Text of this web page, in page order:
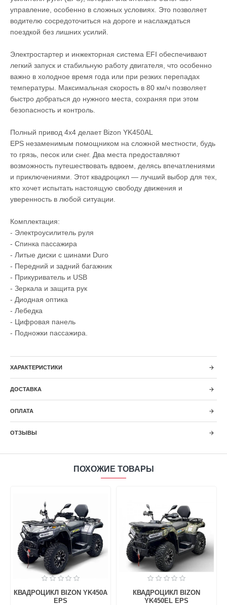
управление, особенно в сложных условиях. Это позволяет
водителю сосредоточиться на дороге и наслаждаться
поездкой без лишних усилий.
Электростартер и инжекторная система EFI обеспечивают
легкий запуск и стабильную работу двигателя, что особенно
важно в холодное время года или при резких перепадах
температуры. Максимальная скорость в 80 км/ч позволяет
быстро добраться до нужного места, сохраняя при этом
безопасность и контроль.
Полный привод 4х4 делает Bizon YK450AL
EPS незаменимым помощником на сложной местности, будь
то грязь, песок или снег. Два места предоставляют
возможность путешествовать вдвоем, делясь впечатлениями
и приключениями. Этот квадроцикл — лучший выбор для тех,
кто хочет испытать настоящую свободу движения и
уверенность в любой ситуации.
Комплектация:
- Электроусилитель руля
- Спинка пассажира
- Литые диски с шинами Duro
- Передний и задний багажник
- Прикуриватель и USB
- Зеркала и защита рук
- Диодная оптика
- Лебедка
- Цифровая панель
- Подножки пассажира.
ХАРАКТЕРИСТИКИ
ДОСТАВКА
ОПЛАТА
ОТЗЫВЫ
ПОХОЖИЕ ТОВАРЫ
КВАДРОЦИКЛ BIZON YK450A
EPS
КВАДРОЦИКЛ BIZON
YK450EL EPS